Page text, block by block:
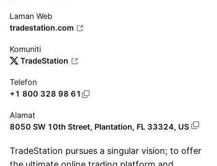
Laman Web
tradestation.com
Komuniti
TradeStation
Telefon
+1 800 328 98 61
Alamat
8050 SW 10th Street, Plantation, FL 33324, US
TradeStation pursues a singular vision; to offer